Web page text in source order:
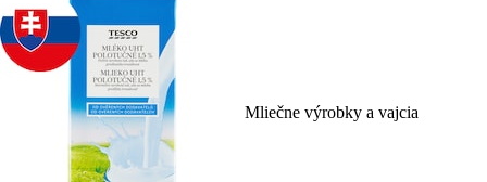
Mliečne výrobky a vajcia